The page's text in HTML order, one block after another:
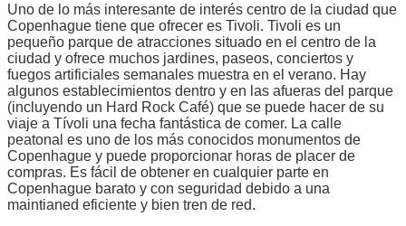
Uno de lo más interesante de interés centro de la ciudad que
Copenhague tiene que ofrecer es Tivoli. Tivoli es un
pequeño parque de atracciones situado en el centro de la
ciudad y ofrece muchos jardines, paseos, conciertos y
fuegos artificiales semanales muestra en el verano. Hay
algunos establecimientos dentro y en las afueras del parque
(incluyendo un Hard Rock Café) que se puede hacer de su
viaje a Tívoli una fecha fantástica de comer. La calle
peatonal es uno de los más conocidos monumentos de
Copenhague y puede proporcionar horas de placer de
compras. Es fácil de obtener en cualquier parte en
Copenhague barato y con seguridad debido a una
maintianed eficiente y bien tren de red.